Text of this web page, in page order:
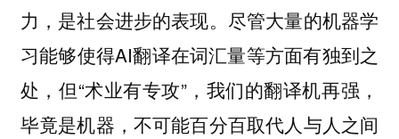
力，是社会进步的表现。尽管大量的机器学
习能够使得AI翻译在词汇量等方面有独到之
处，但“术业有专攻”，我们的翻译机再强，
毕竟是机器，不可能百分百取代人与人之间